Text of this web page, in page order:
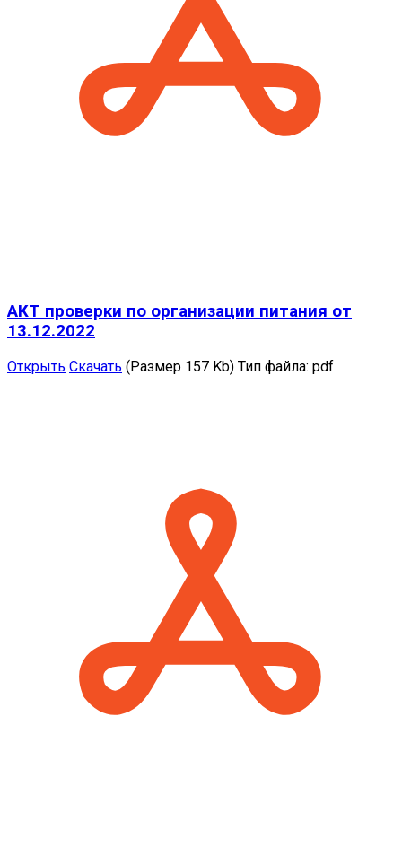
АКТ проверки по организации питания от
13.12.2022
Открыть Скачать (Размер 157 Kb) Тип файла: pdf